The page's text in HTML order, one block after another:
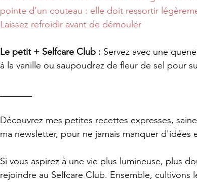
pointe d’un couteau : elle doit ressortir
Laissez refroidir avant de démouler
Le petit + Selfcare Club : Servez avec une
à la vanille ou saupoudrez de fleur de sel pour
Découvrez mes petites recettes expresses,
ma newsletter, pour ne jamais manquer d'idées
Si vous aspirez à une vie plus lumineuse, plus
rejoindre au Selfcare Club. Ensemble,